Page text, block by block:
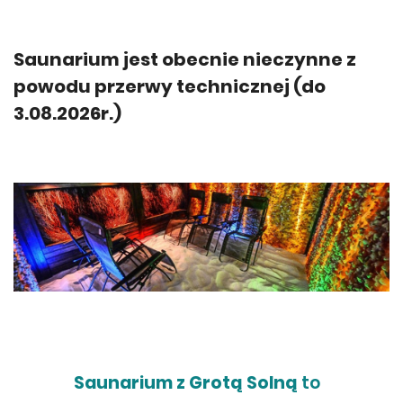
Saunarium jest obecnie nieczynne z
powodu przerwy technicznej (do
3.08.2026r.)
Saunarium z Grotą Solną to